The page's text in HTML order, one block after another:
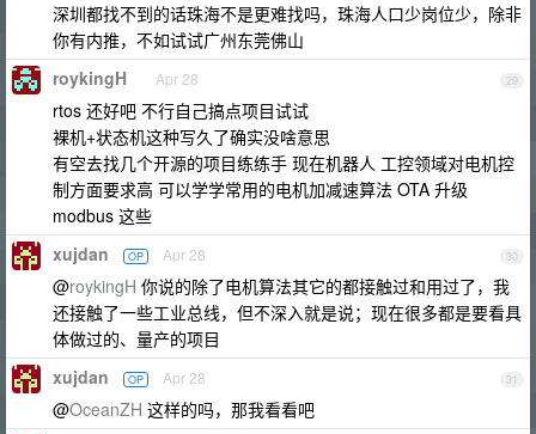
深圳都找不到的话珠海不是更难找吗，珠海人口少岗位少，除非
你有内推，不如试试广州东莞佛山
29
roykingH Apr 28
rtos 还好吧 不行自己搞点项目试试
裸机+状态机这种写久了确实没啥意思
有空去找几个开源的项目练练手 现在机器人 工控领域对电机控
制方面要求高 可以学学常用的电机加减速算法 OTA 升级
modbus 这些
30
xujdan OP Apr 28
@roykingH 你说的除了电机算法其它的都接触过和用过了，我
还接触了一些工业总线，但不深入就是说；现在很多都是要看具
体做过的、量产的项目
31
xujdan OP Apr 28
@OceanZH 这样的吗，那我看看吧